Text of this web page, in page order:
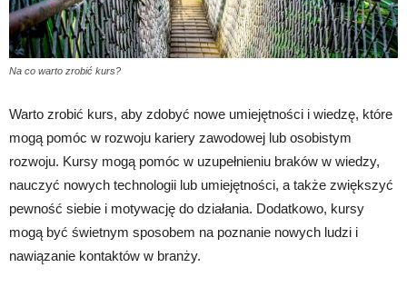
Na co warto zrobić kurs?
Warto zrobić kurs, aby zdobyć nowe umiejętności i wiedzę, które
mogą pomóc w rozwoju kariery zawodowej lub osobistym
rozwoju. Kursy mogą pomóc w uzupełnieniu braków w wiedzy,
nauczyć nowych technologii lub umiejętności, a także zwiększyć
pewność siebie i motywację do działania. Dodatkowo, kursy
mogą być świetnym sposobem na poznanie nowych ludzi i
nawiązanie kontaktów w branży.